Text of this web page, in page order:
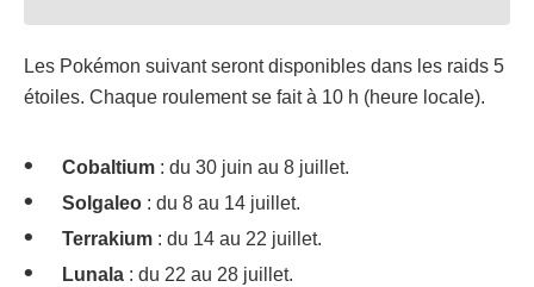
Les Pokémon suivant seront disponibles dans les raids 5
étoiles. Chaque roulement se fait à 10 h (heure locale).
Cobaltium : du 30 juin au 8 juillet.
Solgaleo : du 8 au 14 juillet.
Terrakium : du 14 au 22 juillet.
Lunala : du 22 au 28 juillet.